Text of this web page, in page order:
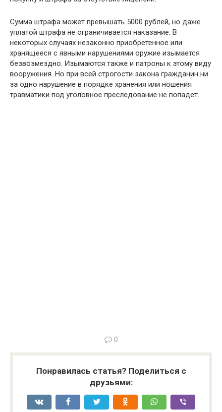
Сумма штрафа может превышать 5000 рублей, но даже
уплатой штрафа не ограничивается наказание. В
некоторых случаях незаконно приобретенное или
хранящееся с явными нарушениями оружие изымается
безвозмездно. Изымаются также и патроны к этому виду
вооружения. Но при всей строгости закона гражданин ни
за одно нарушение в порядке хранения или ношения
травматики под уголовное преследование не попадет.
0
Понравилась статья? Поделиться с
друзьями: